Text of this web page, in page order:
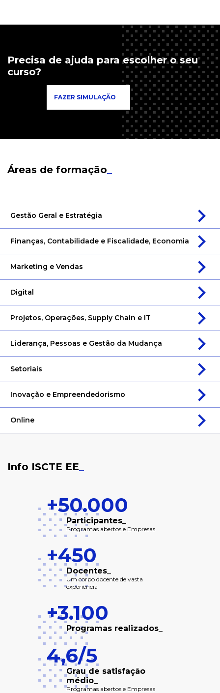
Precisa de ajuda para escolher o seu
curso?
FAZER SIMULAÇÃO
Áreas de formação
Gestão Geral e Estratégia
Finanças, Contabilidade e Fiscalidade, Economia
Marketing e Vendas
Digital
Projetos, Operações, Supply Chain e IT
Liderança, Pessoas e Gestão da Mudança
Setoriais
Inovação e Empreendedorismo
Online
Info ISCTE EE
+50.000
Participantes_
Programas abertos e Empresas
+450
Docentes_
Um corpo docente de vasta
experiência
+3.100
Programas realizados_
4,6/5
Grau de satisfação
médio_
Programas abertos e Empresas